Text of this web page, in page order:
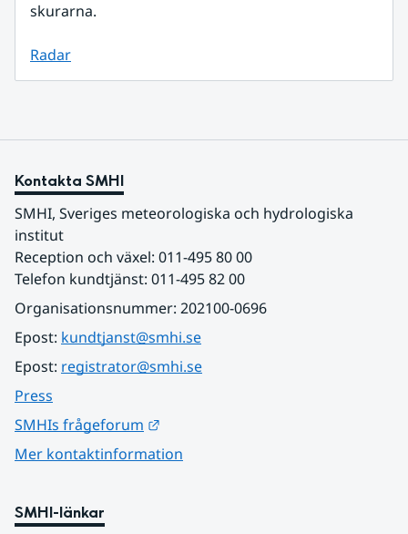
skurarna.
Radar
Kontakta SMHI
SMHI, Sveriges meteorologiska och hydrologiska
institut
Reception och växel: 011-495 80 00
Telefon kundtjänst: 011-495 82 00
Organisationsnummer: 202100-0696
Epost: kundtjanst@smhi.se
Epost: registrator@smhi.se
Press
SMHIs frågeforum
Mer kontaktinformation
SMHI-länkar